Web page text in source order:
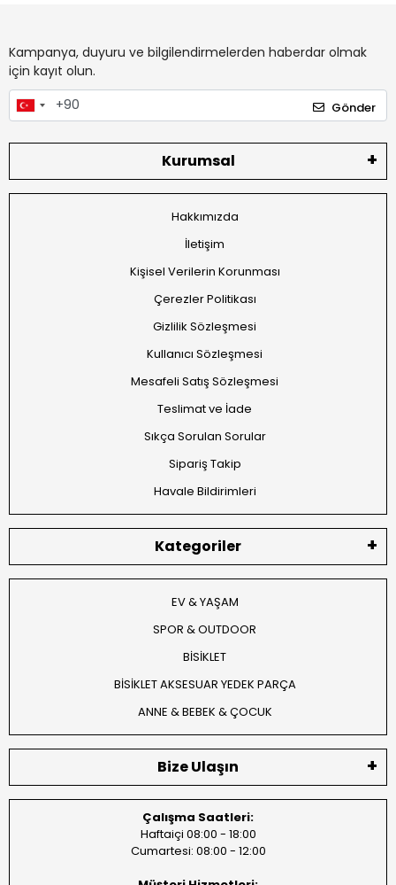
Kampanya, duyuru ve bilgilendirmelerden haberdar olmak
için kayıt olun.
Gönder
Kurumsal
Hakkımızda
İletişim
Kişisel Verilerin Korunması
Çerezler Politikası
Gizlilik Sözleşmesi
Kullanıcı Sözleşmesi
Mesafeli Satış Sözleşmesi
Teslimat ve İade
Sıkça Sorulan Sorular
Sipariş Takip
Havale Bildirimleri
Kategoriler
EV & YAŞAM
SPOR & OUTDOOR
BİSİKLET
BİSİKLET AKSESUAR YEDEK PARÇA
ANNE & BEBEK & ÇOCUK
Bize Ulaşın
Çalışma Saatleri:
Haftaiçi 08:00 - 18:00
Cumartesi: 08:00 - 12:00